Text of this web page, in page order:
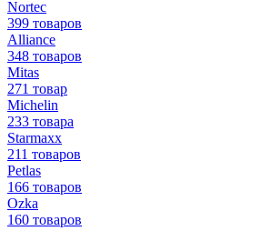
Nortec
399 товаров
Alliance
348 товаров
Mitas
271 товар
Michelin
233 товара
Starmaxx
211 товаров
Petlas
166 товаров
Ozka
160 товаров